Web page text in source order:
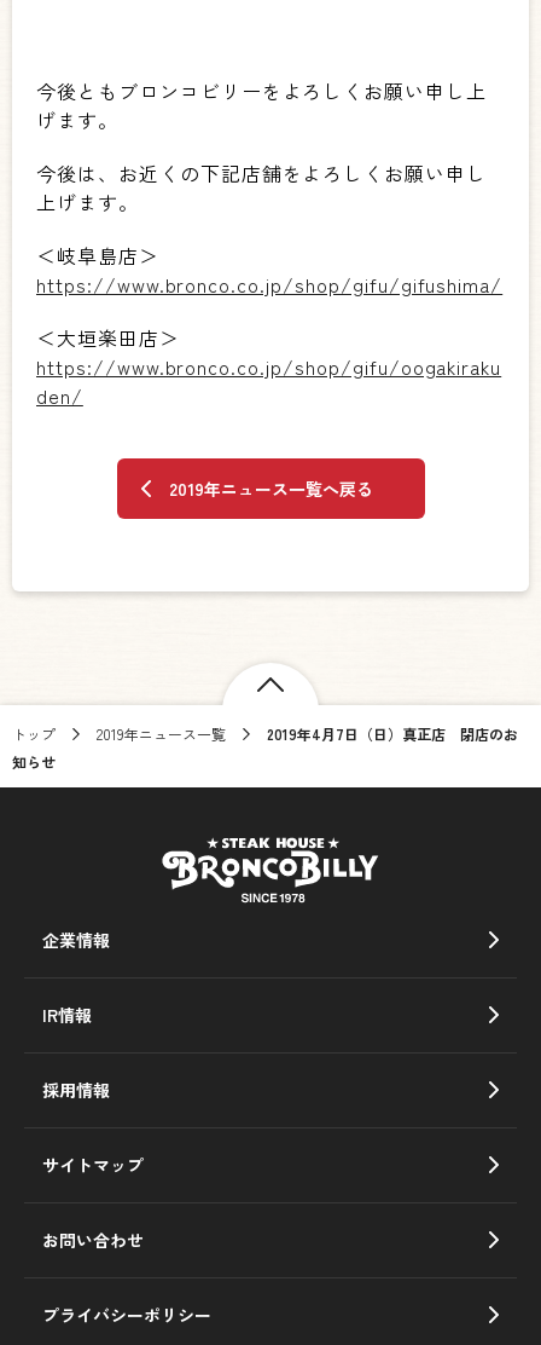
今後ともブロンコビリーをよろしくお願い申し上
げます。
今後は、お近くの下記店舗をよろしくお願い申し
上げます。
＜岐阜島店＞
https://www.bronco.co.jp/shop/gifu/gifushima/
＜大垣楽田店＞
https://www.bronco.co.jp/shop/gifu/oogakiraku
den/
2019年ニュース一覧へ戻る
トップ 2019年ニュース一覧
2019年4月7日（日）真正店 閉店のお
知らせ
企業情報
IR情報
採用情報
サイトマップ
お問い合わせ
プライバシーポリシー